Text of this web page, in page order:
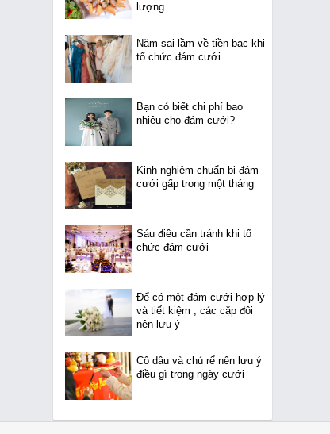
lượng
Năm sai lầm về tiền bạc khi
tổ chức đám cưới
Bạn có biết chi phí bao
nhiêu cho đám cưới?
Kinh nghiệm chuẩn bị đám
cưới gấp trong một tháng
Sáu điều cần tránh khi tổ
chức đám cưới
Để có một đám cưới hợp lý
và tiết kiệm , các cặp đôi
nên lưu ý
Cô dâu và chú rể nên lưu ý
điều gì trong ngày cưới